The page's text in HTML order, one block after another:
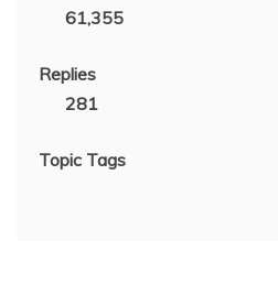
61,355
Replies
281
Topic Tags